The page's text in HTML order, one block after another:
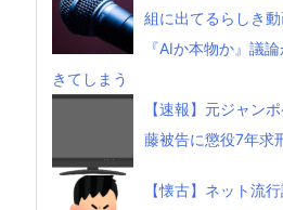
組に出てるらしき
『AIか本物か』議
きてしまう
【速報】元ジャン
藤被告に懲役7年求
【懐古】ネット流